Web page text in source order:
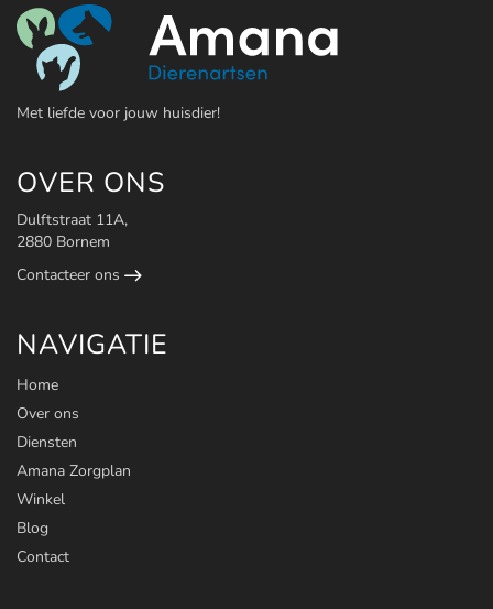
Met liefde voor jouw huisdier!
OVER ONS
Dulftstraat 11A,
2880 Bornem
Contacteer ons
NAVIGATIE
Home
Over ons
Diensten
Amana Zorgplan
Winkel
Blog
Contact